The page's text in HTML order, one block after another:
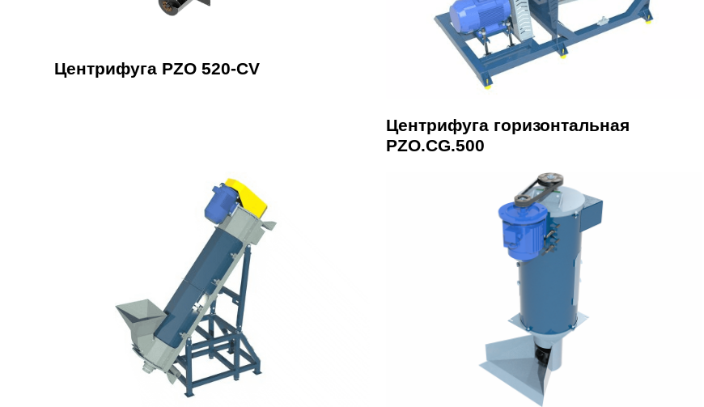
Центрифуга PZO 520-CV
Центрифуга горизонтальная
PZO.CG.500